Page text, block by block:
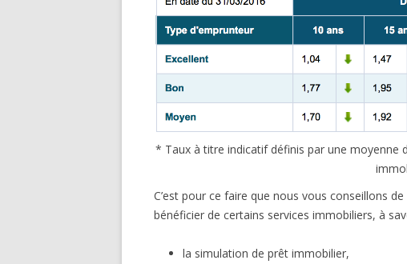
* Taux à titre indicatif définis par une moyenne
C’est pour ce faire que nous vous conseillons
bénéficier de certains services immobiliers, à
la simulation de prêt immobilier,